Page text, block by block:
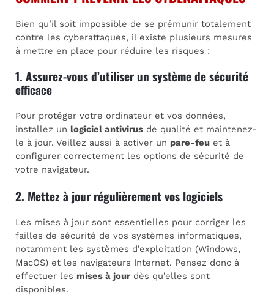
Bien qu’il soit impossible de se prémunir totalement
contre les cyberattaques, il existe plusieurs mesures
à mettre en place pour réduire les risques :
1. Assurez-vous d’utiliser un système de sécurité
efficace
Pour protéger votre ordinateur et vos données,
installez un logiciel antivirus de qualité et maintenez-
le à jour. Veillez aussi à activer un pare-feu et à
configurer correctement les options de sécurité de
votre navigateur.
2. Mettez à jour régulièrement vos logiciels
Les mises à jour sont essentielles pour corriger les
failles de sécurité de vos systèmes informatiques,
notamment les systèmes d’exploitation (Windows,
MacOS) et les navigateurs Internet. Pensez donc à
effectuer les mises à jourdès qu’elles sont
disponibles.